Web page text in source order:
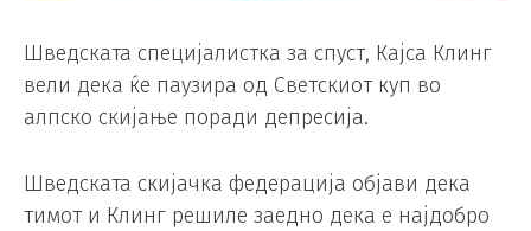
Шведската специјалистка за спуст, Кајса Клинг
вели дека ќе паузира од Светскиот куп во
алпско скијање поради депресија.
Шведската скијачка федерација објави дека
тимот и Клинг решиле заедно дека е најдобро